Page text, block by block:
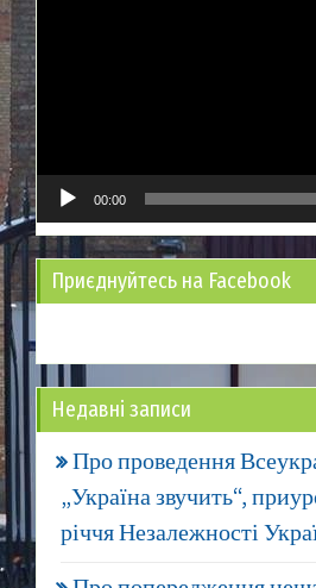
00:00
Приєднуйтесь на Facebook
Недавні записи
Про проведення
„Україна звучить“,
річчя Незалежності